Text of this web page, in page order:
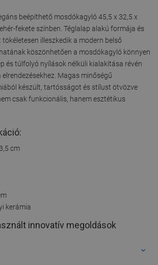
beépíthető mosdókagyló 45,5 x 32,5 x
fekete színben. Téglalap alakú formája és
illeszkedik a modern belső
köszönhetően a mosdókagyló könnyen
és túlfolyó nyílások nélküli kialakítása révén
Magas minőségű
készült, tartósságot és stílust ötvözve
csak funkcionális, hanem esztétikus
cm
kerámia
innovatív megoldások